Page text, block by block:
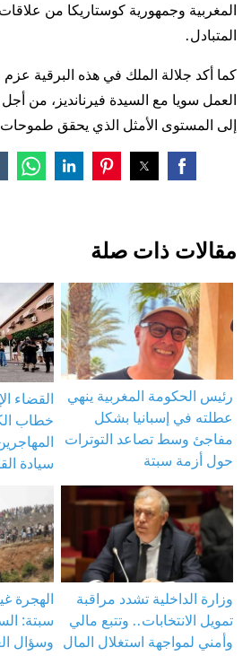
المغربية وجمهورية كوستاريكا من علاقات
المتبادل.
كما أكد جلالة الملك في هذه البرقية عزم
العمل سويا مع السيدة فيرنانديز، من أجل
إلى المستوى الأمثل الذي يحقق
مقالات ذات صلة
رئيس الحكومة المغربية ينهي
عطلته في إسبانيا بشكل
مفاجئ وسط تصاعد التوترات
حول أزمة سبتة
القضاء
خطاب
سيادة
وزارة الداخلية تشدد مراقبة
تمويل الانتخابات.. وتتبع مالي
وأمني لمواجهة استغلال المال
الهجرة
سبتة:
وسؤال